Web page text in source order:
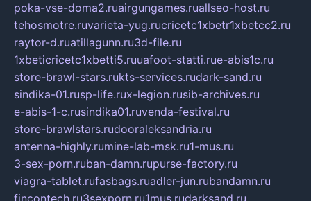
poka-vse-doma2.ruairgungames.ruallseo-host.ru
tehosmotre.ruvarieta-yug.rucricetc1xbetr1xbetcc2.ru
raytor-d.ruatillagunn.ru3d-file.ru
1xbeticricetc1xbetti5.ruuafoot-statti.rue-abis1c.ru
store-brawl-stars.rukts-services.rudark-sand.ru
sindika-01.rusp-life.rux-legion.rusib-archives.ru
e-abis-1-c.rusindika01.ruvenda-festival.ru
store-brawlstars.rudooraleksandria.ru
antenna-highly.rumine-lab-msk.ru1-mus.ru
3-sex-porn.ruban-damn.rupurse-factory.ru
viagra-tablet.rufasbags.ruadler-jun.rubandamn.ru